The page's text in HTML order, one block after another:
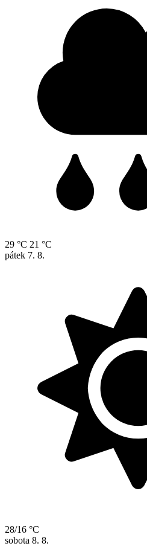
29 °C 21 °C
pátek 7. 8.
28/16 °C
sobota 8. 8.